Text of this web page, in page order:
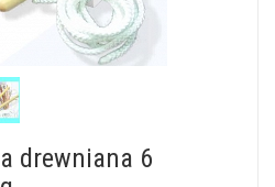
drewniana 6